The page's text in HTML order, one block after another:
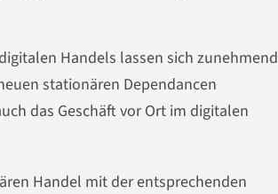
Handels lassen sich zunehmend
stationären Dependancen
das Geschäft vor Ort im digitalen
Handel mit der entsprechenden